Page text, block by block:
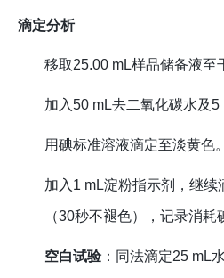
滴定分析
移取25.00 mL样品储备液至
加入50 mL去二氧化碳水及5
用碘标准溶液滴定至淡黄色。
加入1 mL淀粉指示剂，继
（30秒不褪色），记录消
空白试验：同法滴定25 mL